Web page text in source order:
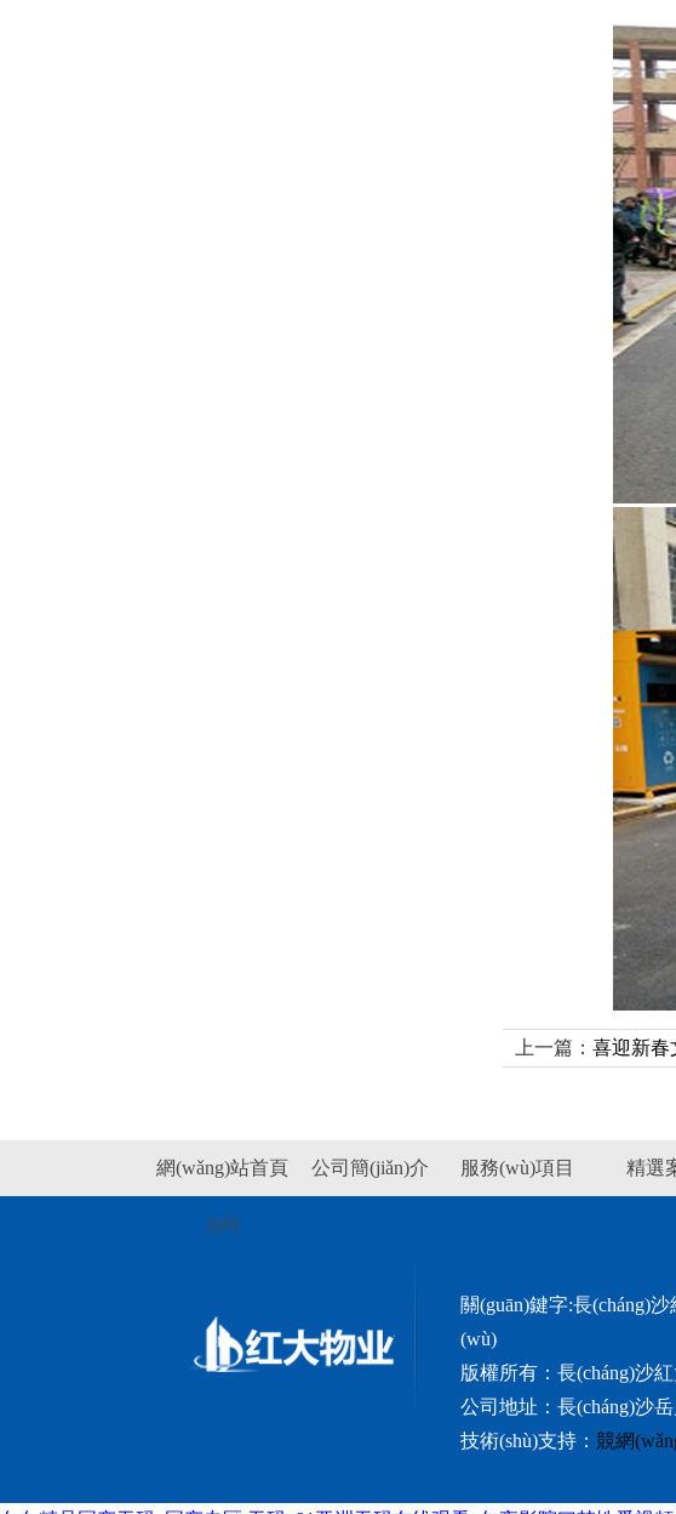
上一篇： 喜迎新春
網(wǎng)站首頁
(yè)
公司簡(jiǎn)介 服務(wù)項目 精選
關(guān)鍵字:長(cháng)
(wù)
版權所有：長(cháng)沙
公司地址：長(cháng)沙
技術(shù)支持： 競網